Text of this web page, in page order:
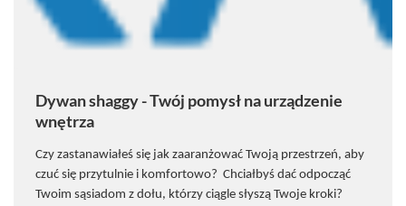
Dywan shaggy - Twój pomysł na urządzenie
wnętrza
Czy zastanawiałeś się jak zaaranżować Twoją przestrzeń, aby
czuć się przytulnie i komfortowo? Chciałbyś dać odpocząć
Twoim sąsiadom z dołu, którzy ciągle słyszą Twoje kroki?